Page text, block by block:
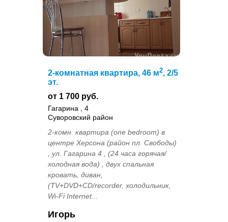
2-комнатная квартира, 46 м2, 2/5
эт.
от 1 700 руб.
Гагарина , 4
Суворовский район
2-комн. квартира (one bedroom) в
центре Херсона (район пл. Свободы)
, ул. Гагарина 4 , (24 часа горячая/
холодная вода) , двух спальная
кровать, диван,
(TV+DVD+CD/recorder, холодильник,
Wi-Fi Internet...
Игорь